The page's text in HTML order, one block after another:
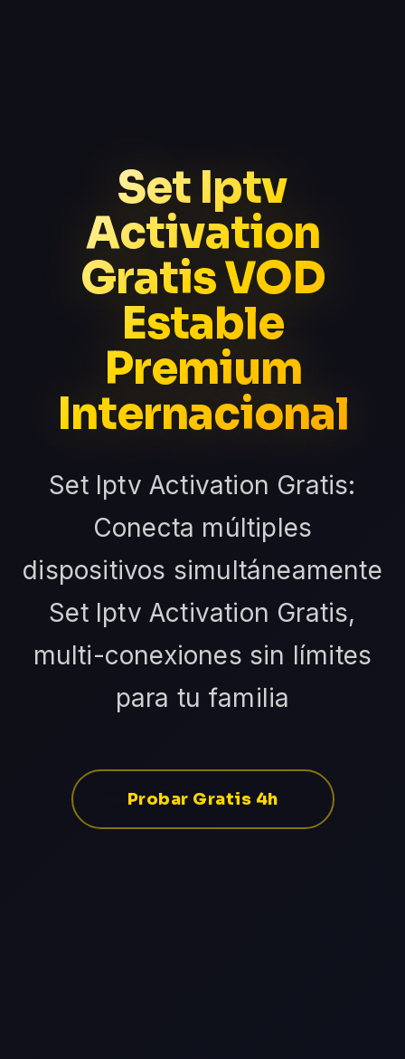
Set Iptv
Activation
Gratis VOD
Estable
Premium
Internacional
Set Iptv Activation Gratis:
Conecta múltiples
dispositivos simultáneamente
Set Iptv Activation Gratis,
multi-conexiones sin límites
para tu familia
Probar Gratis 4h